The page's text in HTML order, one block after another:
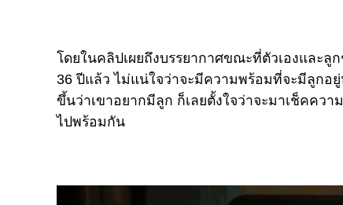
โดยในคลิปเผยถึงบรรยากาศขณะที่ตัวเองและลู
36 ปีแล้ว ไม่แน่ใจว่าจะมีความพร้อมที่จะมีลูกอ
ขึ้นว่าเขาอยากมีลูก ก็เลยตั้งใจว่าจะมาเช็คคว
ไปพร้อมกัน